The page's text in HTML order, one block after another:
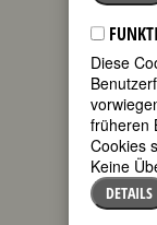
(1934-
20.
Quellen
Diese
früheren
Cookies
Keine
DETAILS